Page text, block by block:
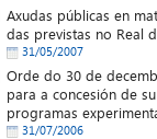
Axudas públicas en
das previstas no Real
31/05/2007
Orde do 30 de
para a concesión de
programas
31/07/2006